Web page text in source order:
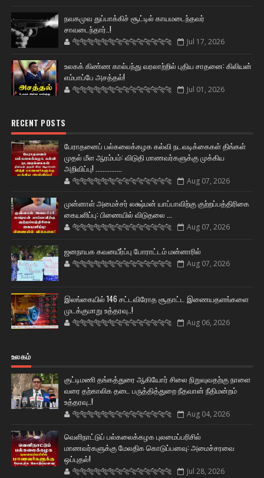
நவகமுவ துப்பாக்கிச் சூட்டில் காயமடைந்தவர்
சாவடைந்தார்..!
🐅🐅🐅🐅🐅🐅🐆🐆🐆🐆🐆🐆🐆🐆 Jul 17, 2026
உலகக் கிண்ண கால்பந்து வரலாற்றில் புதிய சாதனை: கிலியன்
எம்பாப்பே அசத்தல்!
🐅🐅🐅🐅🐅🐅🐆🐆🐆🐆🐆🐆🐆🐆 Jul 01, 2026
RECENT POSTS
பேராதனைப் பல்கலைக்கழக கல்வி நடவடிக்கைகள் திங்கள்
முதல் மீள ஆரம்பம்: விடுதி மாணவர்களுக்கு முக்கிய
அறிவிப்பு! ...............
🐅🐅🐅🐅🐅🐅🐆🐆🐆🐆🐆🐆🐆🐆 Aug 07, 2026
முன்னாள் அமைச்சர் லக்ஷ்மன் யாப்பாவிற்கு குற்றப்பத்திரிகை
கையளிப்பு: பிணையில் விடுதலை ...
🐅🐅🐅🐅🐅🐅🐆🐆🐆🐆🐆🐆🐆🐆 Aug 07, 2026
ஜனநாயக கவனயீர்ப்பு போராட்டம் மன்னாரில்
🐅🐅🐅🐅🐅🐅🐆🐆🐆🐆🐆🐆🐆🐆 Aug 07, 2026
இலங்கையில் 146 சட்டவிரோத சூதாட்ட இணையதளங்களை
முடக்குமாறு உத்தரவு..!
🐅🐅🐅🐅🐅🐅🐆🐆🐆🐆🐆🐆🐆🐆 Aug 06, 2026
உலகம்
குட்டிமணி தங்கத்துரை ஆகியோர் சிலை நிறுவுவதற்கு நாளை
வரை தற்காலிக தடை பருத்தித்துறை நீதவான் நீதிமன்றம்
உத்தரவு..!
🐅🐅🐅🐅🐅🐅🐆🐆🐆🐆🐆🐆🐆🐆 Aug 04, 2026
வெளிநாட்டுப் பல்கலைக்கழக புலமைப்பரிசில்
மாணவர்களுக்கு மேலதிக கொடுப்பனவு: அமைச்சரவை
ஒப்புதல்!
🐅🐅🐅🐅🐅🐅🐆🐆🐆🐆🐆🐆🐆🐆 Jul 28, 2026